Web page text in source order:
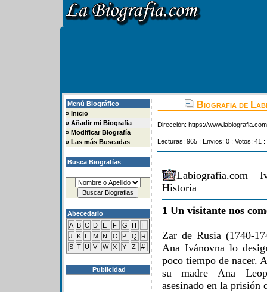
Menú Biográfico
» Inicio
» Añadir mi Biografia
» Modificar Biografía
» Las más Buscadas
Busca Biografías
Abecedario
A B C D E F G H
I
J
K L M N O P Q
R
S T U V W X Y Z #
Publicidad
Biografia de
Dirección: https://
Lecturas: 965 : Envios: 0 : Votos: 41
Labiografia.com
Historia
1 Un visitante nos
Zar de Rusia (1740-
Ana Ivánovna lo
poco tiempo de nacer.
su madre Ana
asesinado en la prisión